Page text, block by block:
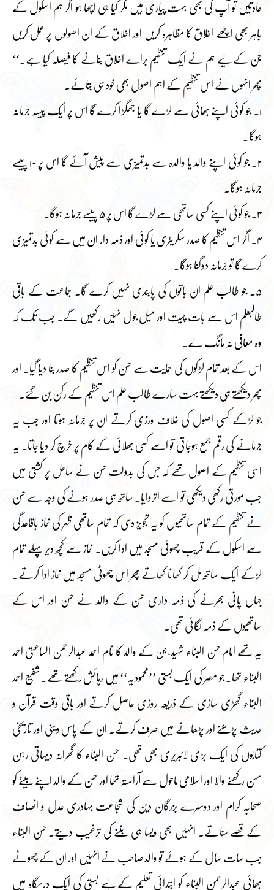
عادتیں تو آپ کی بھی بہت پیاری ہیں مگر کیا ہی اچھا ہو اگر ہم اسکول کے
باہر بھی اچھے اخلاق کا مظاہرہ کریں اور اخلاق کے ان اصولوں پر عمل کریں
جن کے لیے ہم نے ایک تنظیم براے اخلاق بنانے کا فیصلہ کیا ہے۔‘‘
پھر انہوں نے اس تنظیم کے اہم اصول بھی خود ہی بتائے۔
۱۔ جو کوئی اپنے بھائی سے لڑے گا یا جھگڑا کرے گا اس پر ایک پیسہ جرمانہ
ہوگا۔
۲۔ جو کوئی اپنے والد یا والدہ سے بدتمیزی سے پیش آئے گا اس پر ۱۰ پیسے
جرمانہ ہوگا۔
۳۔ جو کوئی اپنے کسی ساتھی سے لڑے گا اس پر ۵ پیسے جرمانہ ہوگا۔
۴۔ اگر اس تنظیم کا صدر سکریٹری یا کوئی اور ذمہ دار ان میں سے کوئی بدتمیزی
کرے گا تو جرمانہ دوگنا ہوگا۔
۵۔ جو طالب علم ان باتوں کی پابندی نہیں کرے گا۔ جماعت کے باقی
طالبعلم اس سے بات چیت اور میل جول نہیں رکھیں گے۔ جب تک کہ
وہ معافی نہ مانگ لے۔
اس کے بعد تمام لڑکوں کی حمایت سے حسن کو اس تنظیم کا صدر بنا دیا گیا۔ اور
پھر دیکھتے ہی دیکھتے بہت سارے طالب علم اس تنظیم کے رکن بن گئے۔
جو لڑکے کسی اصول کی خلاف ورزی کرتے ان پر جرمانہ ہوتا اور جب یہ
جرمانے کی رقم جمع ہوجاتی تو اسے کسی بھلائی کے کام پر خرچ کر دیا جاتا۔ یہ
اسی تنظیم کے اصول تھے کہ جس کی بدولت حسن نے ساحل پر کشتی میں
جب مورتی رکھی دیکھی تو اسے اتروایا۔ ساتھ ہی صدر ہونے کی وجہ سے حسن
نے تنظیم کے تمام ساتھیوں کو یہ تجویز دی کہ تمام ساتھی ظہر کی نماز باقاعدگی
سے اسکول کے قریب چھوٹی مسجد میں ادا کریں۔ نماز سے کچھ دیر پہلے تمام
لڑکے ایک ساتھ مل کر کھانا کھاتے پھر اس چھوٹی مسجد میں نماز ادا کرتے۔
جہاں پانی بھرنے کی ذمہ داری حسن کے والد نے حسن اور اس کے
ساتھیوں کے ذمہ لگائی تھی۔
یہ تھے امام حسن البناء شہید ؒ جن کے والد کا نام احمد عبدالرحمن الساعتی احمد
البناء تھا۔ جو مصر کی ایک بستی ’’محمودیہ‘‘ میں رہائش رکھتے تھے۔ شفیع احمد
البناء گھڑی سازی کے ذریعہ روزی حاصل کرتے اور باقی وقت قرآن و
حدیث پڑھنے اور پڑھانے میں صرف کرتے۔ ان کے پاس دینی اور تاریخی
کتابوں کی ایک بڑی لائبریری بھی تھی۔ حسن البناء کا گھرانہ دیہاتی رہن
سہن رکھنے والا اور اسلامی ماحول سے آراستہ تھا اور حسن کے والد اپنے بیٹے کو
صحابہ کرام اور دوسرے بزرگان دین کی شجاعت بہادری عدل و انصاف
کے قصے سناتے۔ انہیں بھی ویسا ہی بننے کی ترغیب دیتے۔ حسن البناء
جب سات سال کے ہوئے تو والد صاحب نے انہیں اور ان کے چھوٹے
بھائی عبدالرحمن البناء کو ابتدائی تعلیم کے لیے بستی کی ایک درسگاہ میں